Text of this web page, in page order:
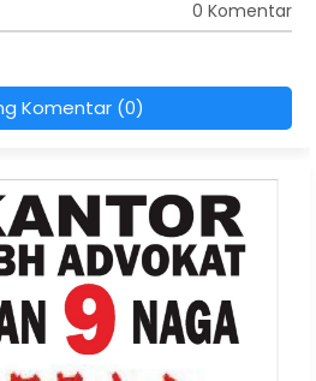
0 Komentar
Komentar (0)